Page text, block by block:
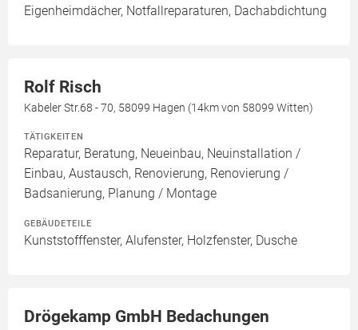
Eigenheimdächer, Notfallreparaturen, Dachabdichtung
Rolf Risch
Kabeler Str.68 - 70, 58099 Hagen (14km von 58099 Witten)
TÄTIGKEITEN
Reparatur, Beratung, Neueinbau, Neuinstallation /
Einbau, Austausch, Renovierung, Renovierung /
Badsanierung, Planung / Montage
GEBÄUDETEILE
Kunststofffenster, Alufenster, Holzfenster, Dusche
Drögekamp GmbH Bedachungen